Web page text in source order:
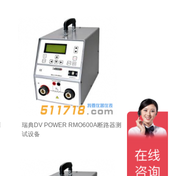
瑞典DV POWER RMO600A断路器测
试设备